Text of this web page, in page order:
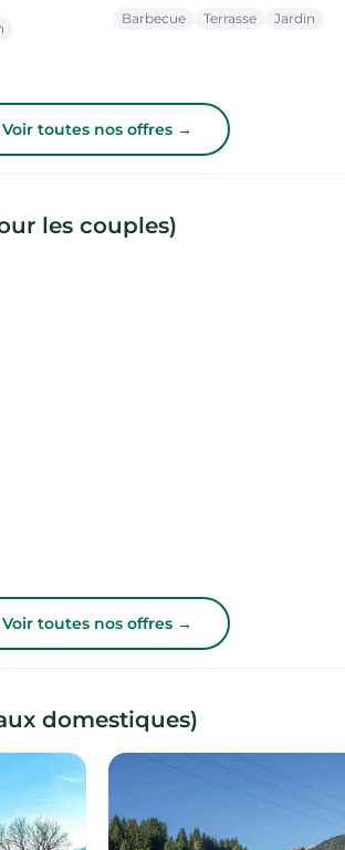
Barbecue Terrasse Jardin
Voir toutes nos offres →
les couples)
Voir toutes nos offres →
domestiques)